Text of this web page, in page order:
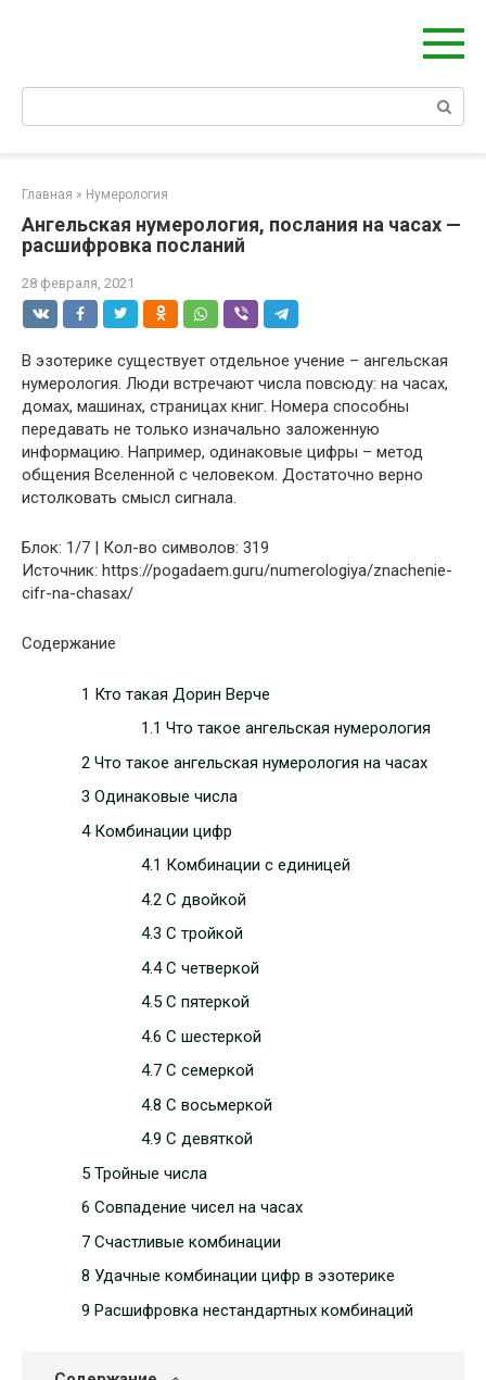
Главная » Нумерология
Ангельская нумерология, послания на часах —
расшифровка посланий
28 февраля, 2021
В эзотерике существует отдельное учение – ангельская
нумерология. Люди встречают числа повсюду: на часах,
домах, машинах, страницах книг. Номера способны
передавать не только изначально заложенную
информацию. Например, одинаковые цифры – метод
общения Вселенной с человеком. Достаточно верно
истолковать смысл сигнала.
Блок: 1/7 | Кол-во символов: 319
Источник: https://pogadaem.guru/numerologiya/znachenie-
cifr-na-chasax/
Содержание
1 Кто такая Дорин Верче
1.1 Что такое ангельская нумерология
2 Что такое ангельская нумерология на часах
3 Одинаковые числа
4 Комбинации цифр
4.1 Комбинации с единицей
4.2 С двойкой
4.3 С тройкой
4.4 С четверкой
4.5 С пятеркой
4.6 С шестеркой
4.7 С семеркой
4.8 С восьмеркой
4.9 С девяткой
5 Тройные числа
6 Совпадение чисел на часах
7 Счастливые комбинации
8 Удачные комбинации цифр в эзотерике
9 Расшифровка нестандартных комбинаций